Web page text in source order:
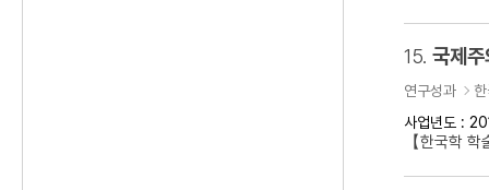
15. 국제
연구성과
사업년도 :
【한국학